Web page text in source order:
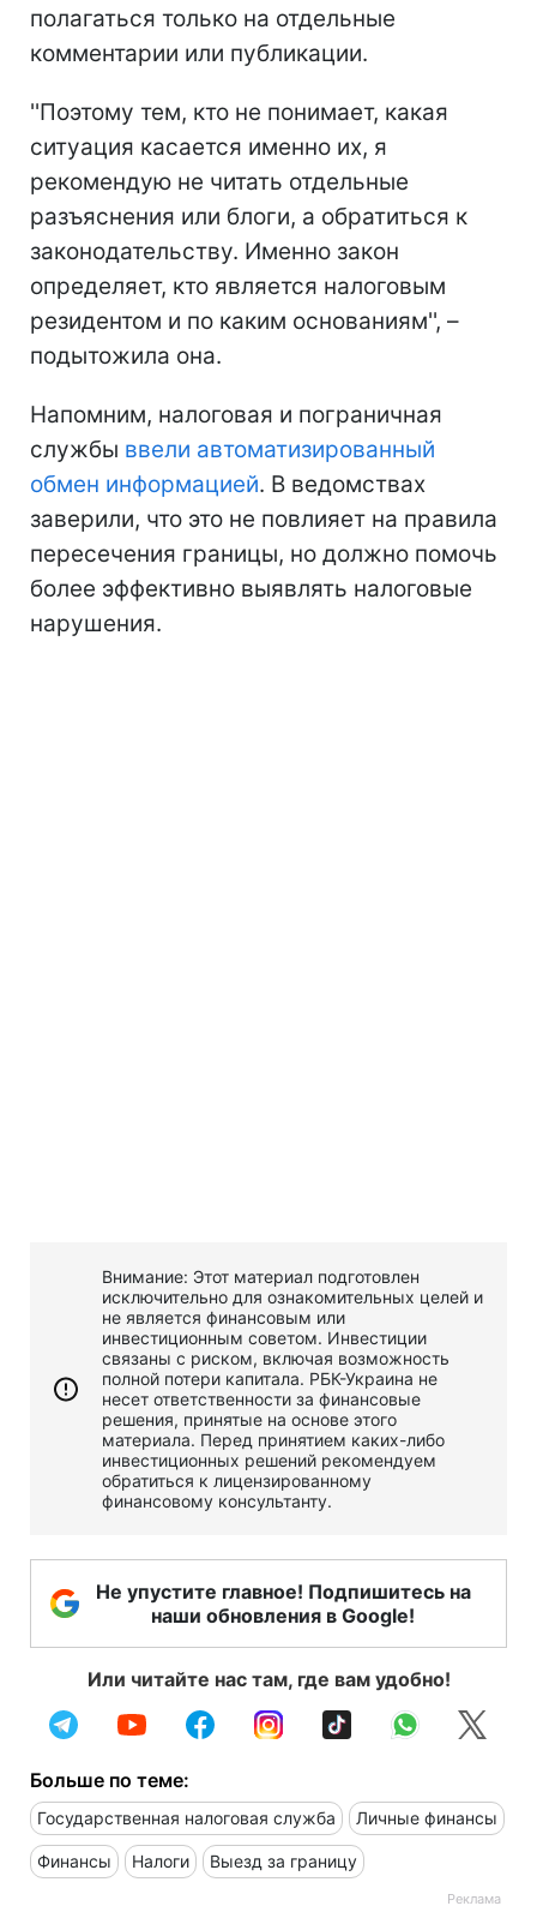
полагаться только на отдельные
комментарии или публикации.
''Поэтому тем, кто не понимает, какая
ситуация касается именно их, я
рекомендую не читать отдельные
разъяснения или блоги, а обратиться к
законодательству. Именно закон
определяет, кто является налоговым
резидентом и по каким основаниям'', –
подытожила она.
Напомним, налоговая и пограничная
службы ввели автоматизированный
обмен информацией. В ведомствах
заверили, что это не повлияет на правила
пересечения границы, но должно помочь
более эффективно выявлять налоговые
нарушения.
Внимание: Этот материал подготовлен
исключительно для ознакомительных целей и
не является финансовым или
инвестиционным советом. Инвестиции
связаны с риском, включая возможность
полной потери капитала. РБК-Украина не
несет ответственности за финансовые
решения, принятые на основе этого
материала. Перед принятием каких-либо
инвестиционных решений рекомендуем
обратиться к лицензированному
финансовому консультанту.
Не упустите главное! Подпишитесь на
наши обновления в Google!
Или читайте нас там, где вам удобно!
Больше по теме:
Государственная налоговая служба Личные финансы
Финансы Налоги Выезд за границу